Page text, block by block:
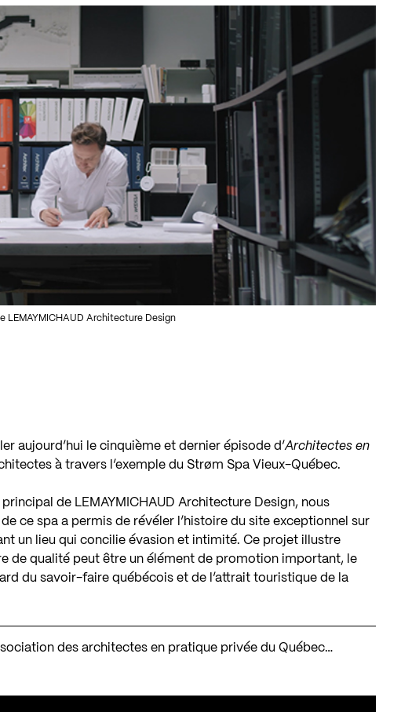
LEMAYMICHAUD Architecture Design
aujourd’hui le cinquième et dernier épisode d’Architectes en
à travers l’exemple du Strøm Spa Vieux-Québec.
de LEMAYMICHAUD Architecture Design, nous
ce spa a permis de révéler l’histoire du site exceptionnel sur
un lieu qui concilie évasion et intimité. Ce projet illustre
de qualité peut être un élément de promotion important, le
du savoir-faire québécois et de l’attrait touristique de la
des architectes en pratique privée du Québec…